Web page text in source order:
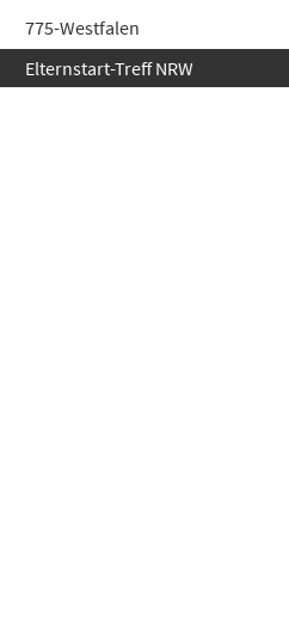
775-Westfalen
Elternstart-Treff NRW